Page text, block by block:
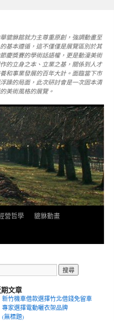
貔貅館就力主尊重原創，強調動畫至
的基本遵循，這不僅僅是展覽區別於其
慶獎賽的學術話語權，更是動漫美術
的立身之本、立業之基，關係到人才
和事業發展的百年大計。面臨當下市
躁的局面，此次研討會是一次固本清
美術風格的展覽。
營哲學
貔貅動畫
文章
新竹機車借款選擇竹北借錢免留車
專家選擇電動曬衣架品牌
(無標題)